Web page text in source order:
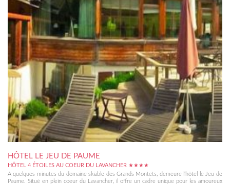
HÔTEL LE JEU DE PAUME
HÔTEL 4 ÉTOILES AU COEUR DU LAVANCHER ★★★★
A quelques minutes du domaine skiable des Grands Montets, demeure l'hôtel le Jeu de
Paume. Situé en plein coeur du Lavancher, il offre un cadre unique pour les amoureux